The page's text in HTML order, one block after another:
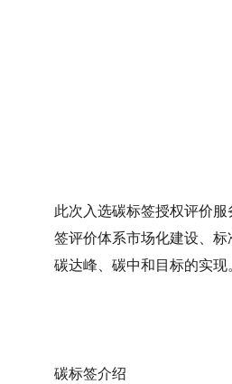
此次入选碳标签授权评价
签评价体系市场化建设、
碳达峰、碳中和目标的实现。
碳标签介绍